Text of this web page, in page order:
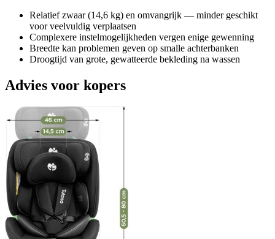
Relatief zwaar (14,6 kg) en omvangrijk — minder geschikt
voor veelvuldig verplaatsen
Complexere instelmogelijkheden vergen enige gewenning
Breedte kan problemen geven op smalle achterbanken
Droogtijd van grote, gewatteerde bekleding na wassen
Advies voor kopers